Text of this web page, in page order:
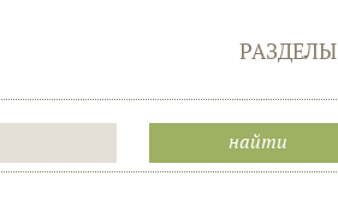
РАЗДЕЛЫ